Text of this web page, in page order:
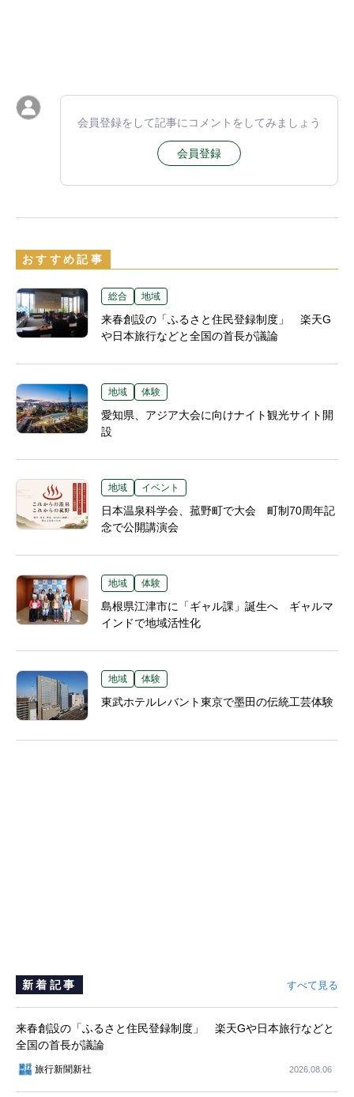
会員登録をして記事にコメントをしてみましょう
会員登録
おすすめ記事
総合 地域
来春創設の「ふるさと住民登録制度」 楽天G
や日本旅行などと全国の首長が議論
地域 体験
愛知県、アジア大会に向けナイト観光サイト開
設
地域 イベント
日本温泉科学会、菰野町で大会 町制70周年記
念で公開講演会
地域 体験
島根県江津市に「ギャル課」誕生へ ギャルマ
インドで地域活性化
地域 体験
東武ホテルレバント東京で墨田の伝統工芸体験
新着記事 すべて見る
来春創設の「ふるさと住民登録制度」 楽天Gや日本旅行などと
全国の首長が議論
旅行新聞新社 2026.08.06